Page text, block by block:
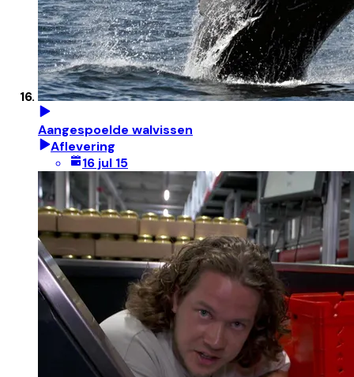
Aangespoelde walvissen
Aflevering
16 jul 15